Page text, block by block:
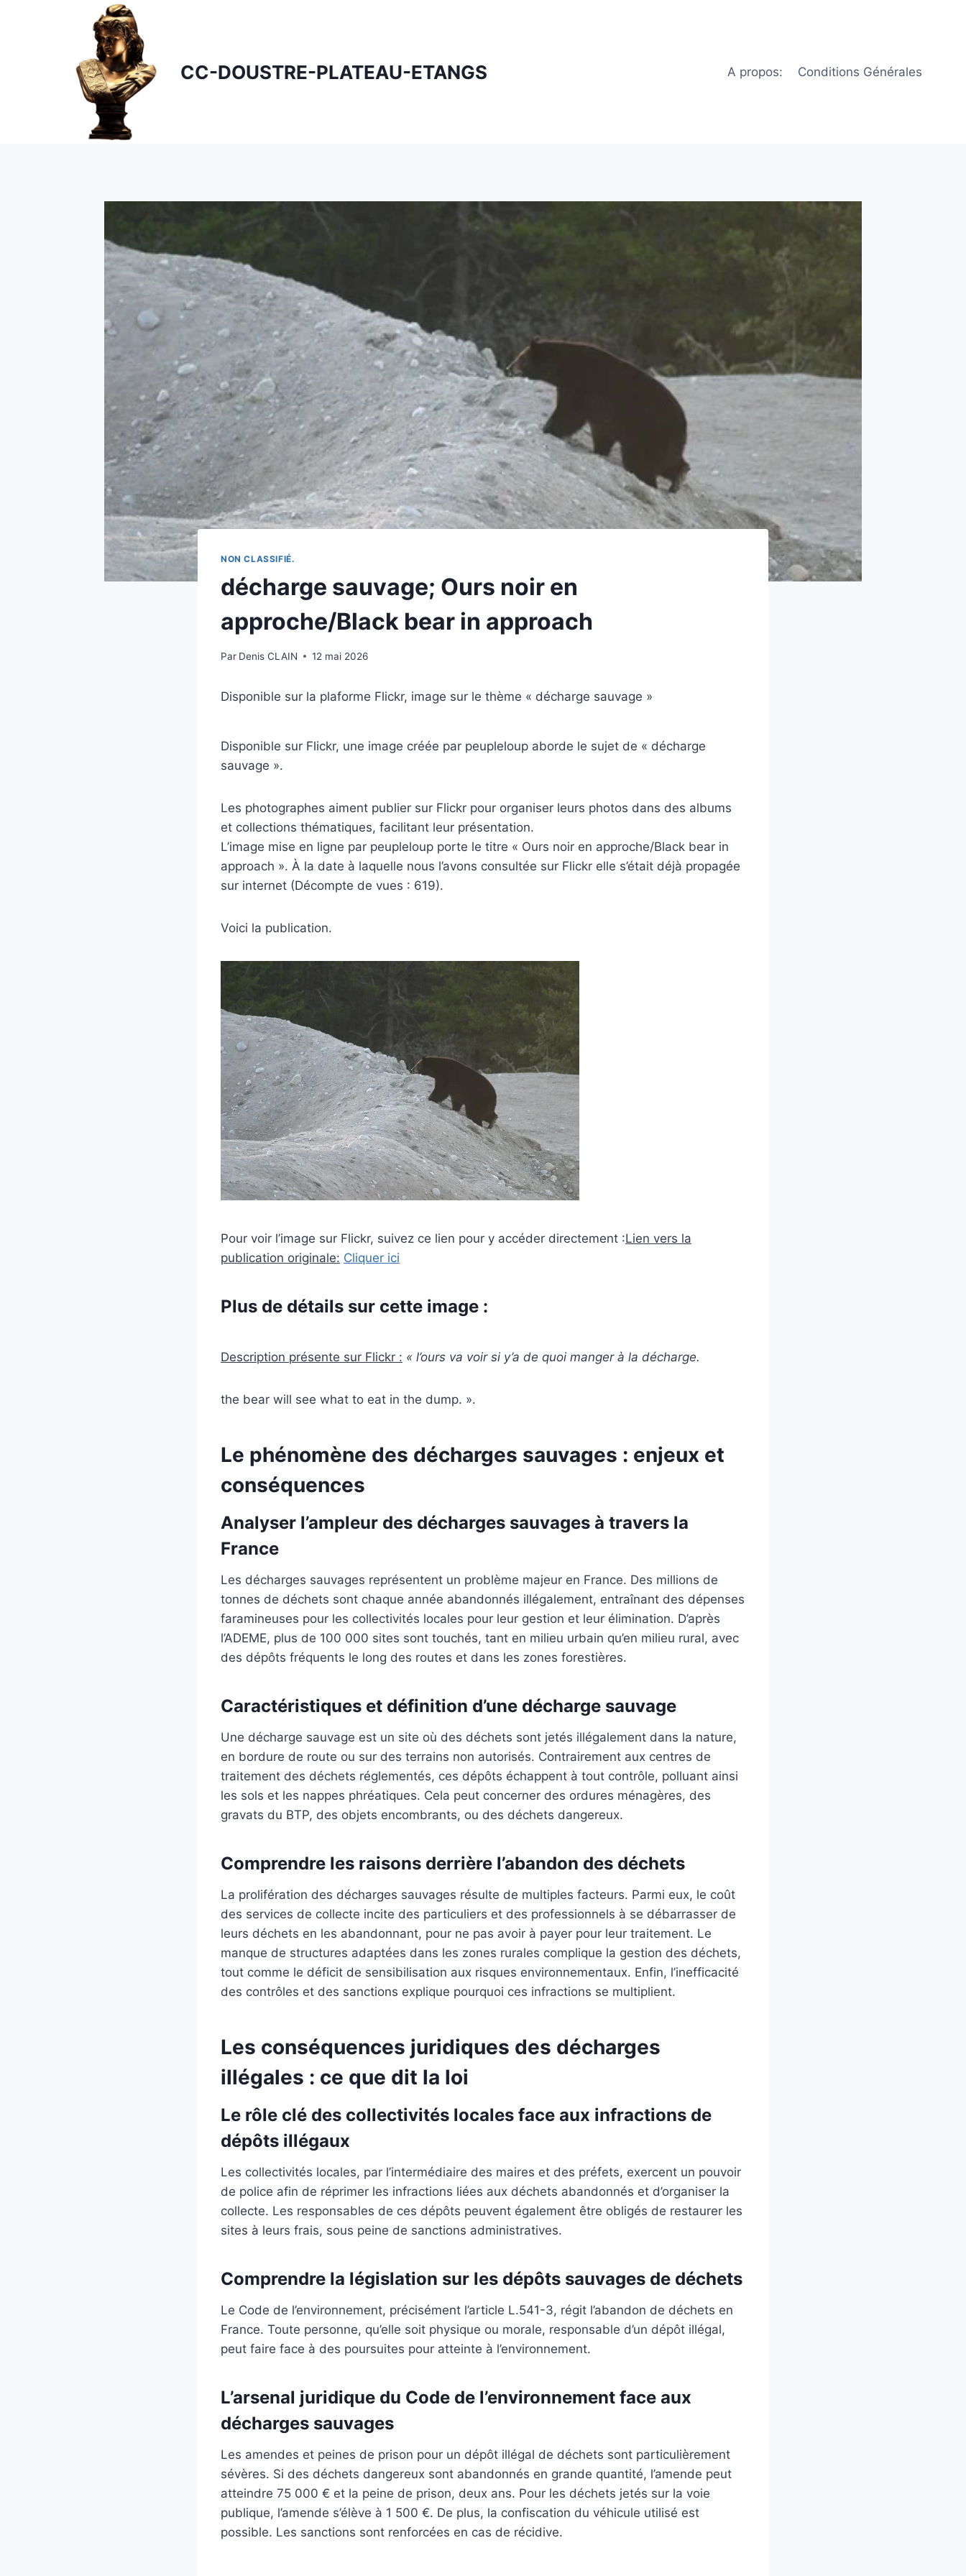
CC-DOUSTRE-PLATEAU-ETANGS A propos: Conditions Générales
NON CLASSIFIÉ.
décharge sauvage; Ours noir en
approche/Black bear in approach
Par Denis CLAIN 12 mai 2026
Disponible sur la plaforme Flickr, image sur le thème « décharge sauvage »
Disponible sur Flickr, une image créée par peupleloup aborde le sujet de « décharge
sauvage ».
Les photographes aiment publier sur Flickr pour organiser leurs photos dans des albums
et collections thématiques, facilitant leur présentation.
L’image mise en ligne par peupleloup porte le titre « Ours noir en approche/Black bear in
approach ». À la date à laquelle nous l’avons consultée sur Flickr elle s’était déjà propagée
sur internet (Décompte de vues : 619).
Voici la publication.
Pour voir l’image sur Flickr, suivez ce lien pour y accéder directement :Lien vers la
publication originale: Cliquer ici
Plus de détails sur cette image :
Description présente sur Flickr : « l’ours va voir si y’a de quoi manger à la décharge.
the bear will see what to eat in the dump. ».
Le phénomène des décharges sauvages : enjeux et
conséquences
Analyser l’ampleur des décharges sauvages à travers la
France
Les décharges sauvages représentent un problème majeur en France. Des millions de
tonnes de déchets sont chaque année abandonnés illégalement, entraînant des dépenses
faramineuses pour les collectivités locales pour leur gestion et leur élimination. D’après
l’ADEME, plus de 100 000 sites sont touchés, tant en milieu urbain qu’en milieu rural, avec
des dépôts fréquents le long des routes et dans les zones forestières.
Caractéristiques et définition d’une décharge sauvage
Une décharge sauvage est un site où des déchets sont jetés illégalement dans la nature,
en bordure de route ou sur des terrains non autorisés. Contrairement aux centres de
traitement des déchets réglementés, ces dépôts échappent à tout contrôle, polluant ainsi
les sols et les nappes phréatiques. Cela peut concerner des ordures ménagères, des
gravats du BTP, des objets encombrants, ou des déchets dangereux.
Comprendre les raisons derrière l’abandon des déchets
La prolifération des décharges sauvages résulte de multiples facteurs. Parmi eux, le coût
des services de collecte incite des particuliers et des professionnels à se débarrasser de
leurs déchets en les abandonnant, pour ne pas avoir à payer pour leur traitement. Le
manque de structures adaptées dans les zones rurales complique la gestion des déchets,
tout comme le déficit de sensibilisation aux risques environnementaux. Enfin, l’inefficacité
des contrôles et des sanctions explique pourquoi ces infractions se multiplient.
Les conséquences juridiques des décharges
illégales : ce que dit la loi
Le rôle clé des collectivités locales face aux infractions de
dépôts illégaux
Les collectivités locales, par l’intermédiaire des maires et des préfets, exercent un pouvoir
de police afin de réprimer les infractions liées aux déchets abandonnés et d’organiser la
collecte. Les responsables de ces dépôts peuvent également être obligés de restaurer les
sites à leurs frais, sous peine de sanctions administratives.
Comprendre la législation sur les dépôts sauvages de déchets
Le Code de l’environnement, précisément l’article L.541-3, régit l’abandon de déchets en
France. Toute personne, qu’elle soit physique ou morale, responsable d’un dépôt illégal,
peut faire face à des poursuites pour atteinte à l’environnement.
L’arsenal juridique du Code de l’environnement face aux
décharges sauvages
Les amendes et peines de prison pour un dépôt illégal de déchets sont particulièrement
sévères. Si des déchets dangereux sont abandonnés en grande quantité, l’amende peut
atteindre 75 000 € et la peine de prison, deux ans. Pour les déchets jetés sur la voie
publique, l’amende s’élève à 1 500 €. De plus, la confiscation du véhicule utilisé est
possible. Les sanctions sont renforcées en cas de récidive.